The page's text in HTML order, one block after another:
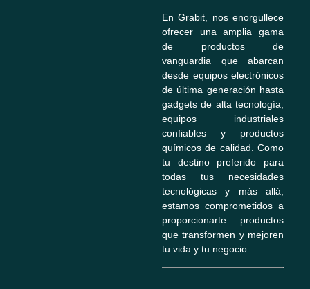
En Grabit, nos enorgullece
ofrecer una amplia gama
de productos de
vanguardia que abarcan
desde equipos electrónicos
de última generación hasta
gadgets de alta tecnología,
equipos industriales
confiables y productos
químicos de calidad. Como
tu destino preferido para
todas tus necesidades
tecnológicas y más allá,
estamos comprometidos a
proporcionarte productos
que transformen y mejoren
tu vida y tu negocio.